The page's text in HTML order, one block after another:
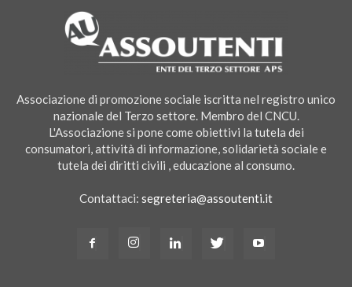
Associazione di promozione sociale iscritta nel registro unico
nazionale del Terzo settore. Membro del CNCU.
L'Associazione si pone come obiettivi la tutela dei
consumatori, attività di informazione, solidarietà sociale e
tutela dei diritti civili , educazione al consumo.
Contattaci: segreteria@assoutenti.it